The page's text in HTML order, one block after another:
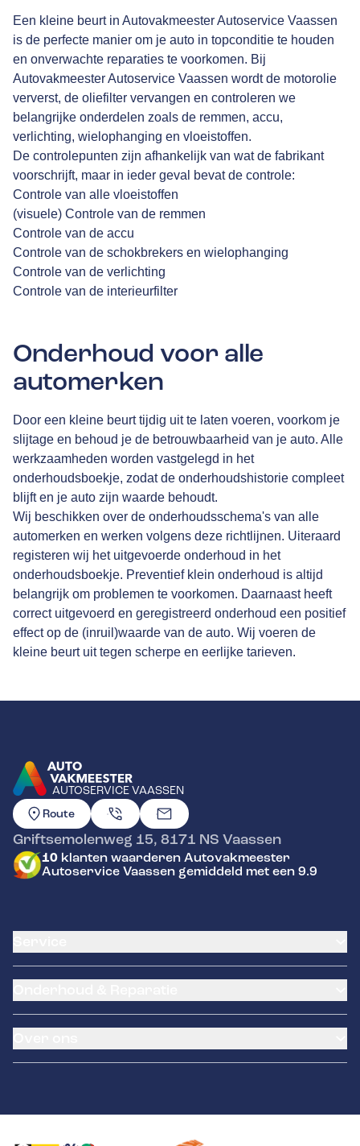
Een kleine beurt in Autovakmeester Autoservice Vaassen
is de perfecte manier om je auto in topconditie te houden
en onverwachte reparaties te voorkomen. Bij
Autovakmeester Autoservice Vaassen wordt de motorolie
ververst, de oliefilter vervangen en controleren we
belangrijke onderdelen zoals de remmen, accu,
verlichting, wielophanging en vloeistoffen.
De controlepunten zijn afhankelijk van wat de fabrikant
voorschrijft, maar in ieder geval bevat de controle:
Controle van alle vloeistoffen
(visuele) Controle van de remmen
Controle van de accu
Controle van de schokbrekers en wielophanging
Controle van de verlichting
Controle van de interieurfilter
Onderhoud voor alle
automerken
Door een kleine beurt tijdig uit te laten voeren, voorkom je
slijtage en behoud je de betrouwbaarheid van je auto. Alle
werkzaamheden worden vastgelegd in het
onderhoudsboekje, zodat de onderhoudshistorie compleet
blijft en je auto zijn waarde behoudt.
Wij beschikken over de onderhoudsschema's van alle
automerken en werken volgens deze richtlijnen. Uiteraard
registeren wij het uitgevoerde onderhoud in het
onderhoudsboekje. Preventief klein onderhoud is altijd
belangrijk om problemen te voorkomen. Daarnaast heeft
correct uitgevoerd en geregistreerd onderhoud een positief
effect op de (inruil)waarde van de auto. Wij voeren de
kleine beurt uit tegen scherpe en eerlijke tarieven.
AUTOSERVICE VAASSEN
GA NAAR DE HOMEPAGINA
Route
Griftsemolenweg 15, 8171 NS Vaassen
10 klanten waarderen Autovakmeester
Autoservice Vaassen gemiddeld met een 9.9
Banden service
Klantenkaart
Schade en reparatie